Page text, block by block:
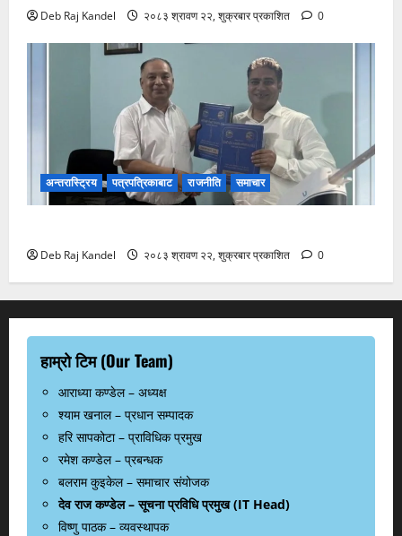
Deb Raj Kandel २०८३ श्रावण २२, शुक्रबार प्रकाशित 0
अन्तरास्ट्रिय पत्रपत्रिकाबाट राजनीति समाचार
Deb Raj Kandel २०८३ श्रावण २२, शुक्रबार प्रकाशित 0
हाम्रो टिम (Our Team)
आराध्या कण्डेल – अध्यक्ष
श्याम खनाल – प्रधान सम्पादक
हरि सापकोटा – प्राविधिक प्रमुख
रमेश कण्डेल – प्रबन्धक
बलराम कुइकेल – समाचार संयोजक
देव राज कण्डेल – सूचना प्रविधि प्रमुख (IT Head)
विष्णु पाठक – व्यवस्थापक